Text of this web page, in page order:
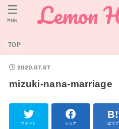
TOP
MENU
2020.07.07
mizuki-nana-marriage
ツイート シェア はてブ